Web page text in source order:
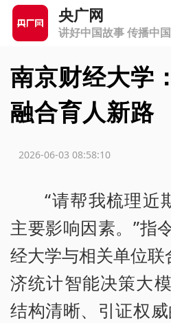
央广网
讲好中国故事 传播中
南京财经大学
融合育人新路
2026-06-03 08:58:10
“请帮我梳理近
主要影响因素。”指
经大学与相关单位联
济统计智能决策大
结构清晰、引证权